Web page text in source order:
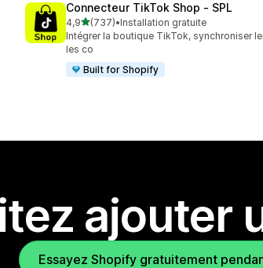
Connecteur TikTok Shop ‑ SPL
4,9étoile(s) sur 5
(737)
737 avis au total
•Installation gratuite
Intégrer la boutique TikTok, synchroniser
les co
Built for Shopify
ajouter
Essayez Shopify gratuitement